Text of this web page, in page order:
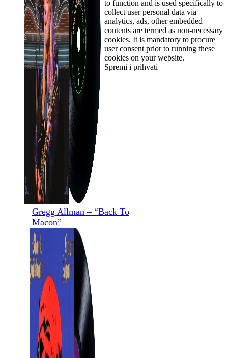
Gregg Allman – “Back To
Macon”
to function and is used specifically to
collect user personal data via
analytics, ads, other embedded
contents are termed as non-necessary
cookies. It is mandatory to procure
user consent prior to running these
cookies on your website.
Spremi i prihvati